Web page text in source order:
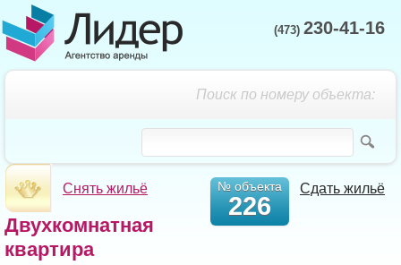
(473) 230-41-16
Поиск по номеру объекта:
Снять жильё Сдать жильё
№ объекта
226
Двухкомнатная
квартира